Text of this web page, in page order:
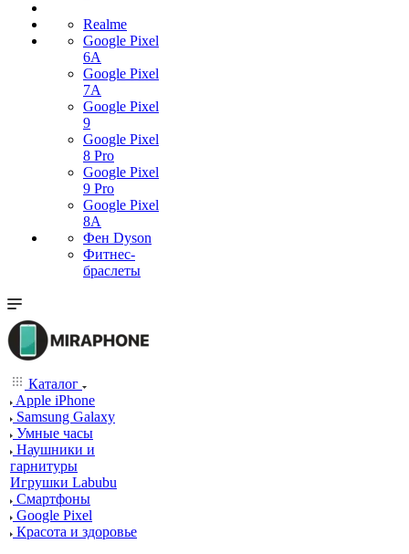
Realme
Google Pixel
6A
Google Pixel
7А
Google Pixel
9
Google Pixel
8 Pro
Google Pixel
9 Pro
Google Pixel
8A
Фен Dyson
Фитнес-
браслеты
Каталог
Apple iPhone
Samsung Galaxy
Умные часы
Наушники и
гарнитуры
Игрушки Labubu
Смартфоны
Google Pixel
Красота и здоровье